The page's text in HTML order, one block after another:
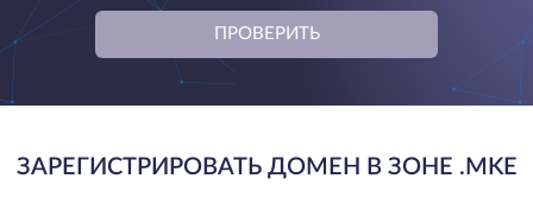
ПРОВЕРИТЬ
ЗАРЕГИСТРИРОВАТЬ ДОМЕН В ЗОНЕ .MKE